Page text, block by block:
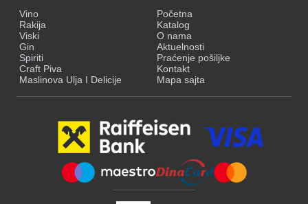
Vino
Rakija
Viski
Gin
Spiriti
Craft Piva
Maslinova Ulja I Delicije
Početna
Katalog
O nama
Aktuelnosti
Praćenje pošiljke
Kontakt
Mapa sajta